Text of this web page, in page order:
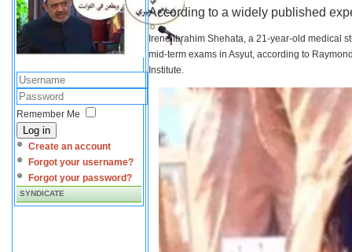
Remember Me
Log in
Create an account
Forgot your username?
Forgot your password?
SYNDICATE
According to a widely published
Irene Ibrahim Shehata, a 21-year-old medical
mid-term exams in Asyut, according to
Institute.